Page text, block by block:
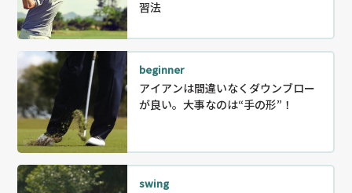
習法
beginner
アイアンは間違いなくダウンブロー
が良い。大事なのは“手の形”！
swing